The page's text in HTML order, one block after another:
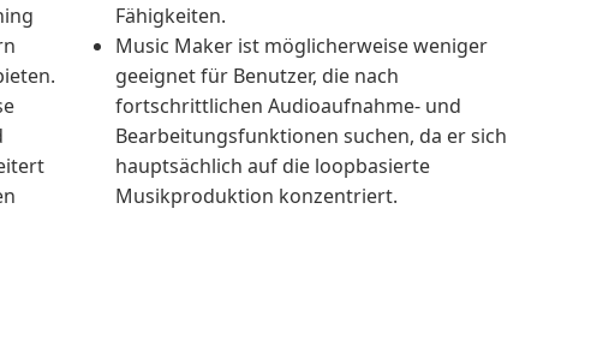
Fähigkeiten.
Music Maker ist möglicherweise weniger
geeignet für Benutzer, die nach
fortschrittlichen Audioaufnahme- und
Bearbeitungsfunktionen suchen, da er sich
hauptsächlich auf die loopbasierte
Musikproduktion konzentriert.